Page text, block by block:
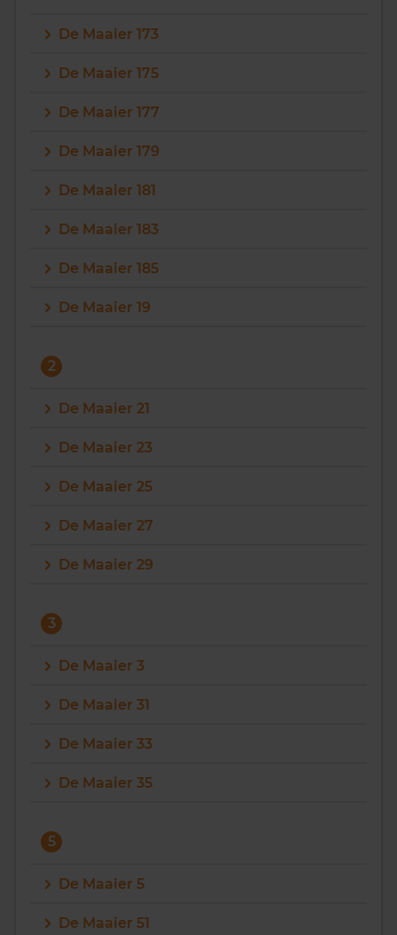
De Maaier 173
De Maaier 175
De Maaier 177
De Maaier 179
De Maaier 181
De Maaier 183
De Maaier 185
De Maaier 19
2
De Maaier 21
De Maaier 23
De Maaier 25
De Maaier 27
De Maaier 29
3
De Maaier 3
De Maaier 31
De Maaier 33
De Maaier 35
5
De Maaier 5
De Maaier 51